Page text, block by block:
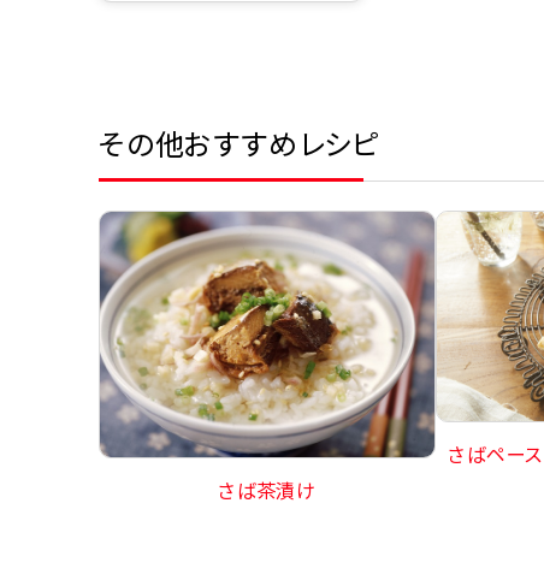
その他おすすめレシピ
さば茶漬け
さばペー